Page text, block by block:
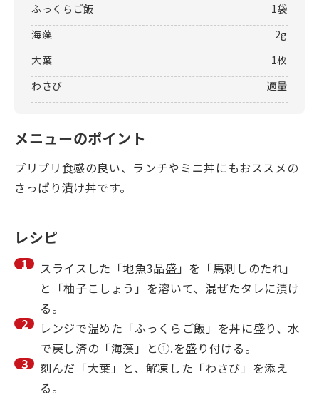
ふっくらご飯
1袋
海藻
2g
大葉
1枚
わさび
適量
メニューのポイント
プリプリ食感の良い、ランチやミニ丼にもおススメの
さっぱり漬け丼です。
レシピ
スライスした「地魚3品盛」を「馬刺しのたれ」
と「柚子こしょう」を溶いて、混ぜたタレに漬け
る。
レンジで温めた「ふっくらご飯」を丼に盛り、水
で戻し済の「海藻」と①.を盛り付ける。
刻んだ「大葉」と、解凍した「わさび」を添え
る。